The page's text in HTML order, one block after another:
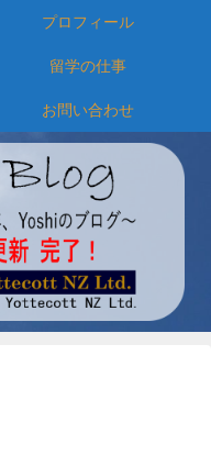
プロフィール
留学の仕事
お問い合わせ